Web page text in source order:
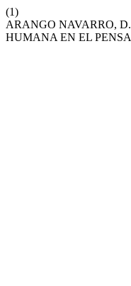
(1)
ARANGO NAVARRO,
HUMANA EN EL